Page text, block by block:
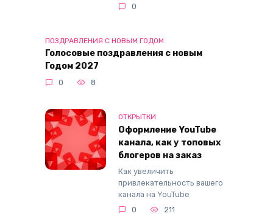
0
ПОЗДРАВЛЕНИЯ С НОВЫМ ГОДОМ
Голосовые поздравления с новым
Годом 2027
0 8
ОТКРЫТКИ
Оформление YouTube
канала, как у топовых
блогеров на заказ
Как увеличить
привлекательность вашего
канала на YouTube
0
211